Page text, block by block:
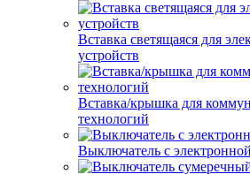
Вставка светящаяся для
устройств
Вставка/крышка для
технологий
Выключатель с